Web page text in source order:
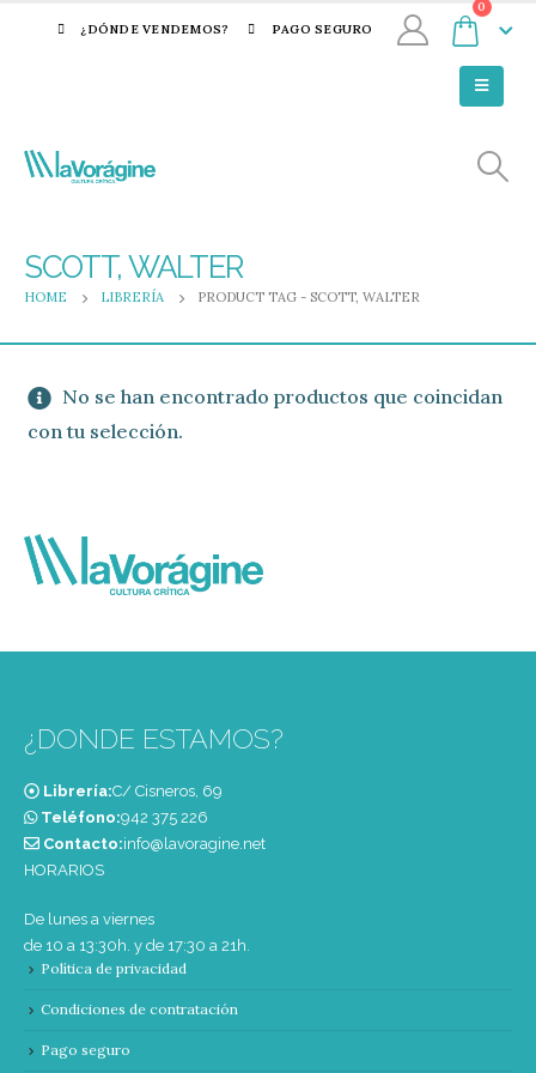
¿DÓNDE VENDEMOS? PAGO SEGURO
0
SCOTT, WALTER
HOME LIBRERÍA PRODUCT TAG - SCOTT, WALTER
No se han encontrado productos que coincidan
con tu selección.
¿DONDE ESTAMOS?
Librería:C/ Cisneros, 69
Teléfono:‭942 375 226‬
Contacto:info@lavoragine.net
HORARIOS
De lunes a viernes
de 10 a 13:30h. y de 17:30 a 21h.
Política de privacidad
Condiciones de contratación
Pago seguro